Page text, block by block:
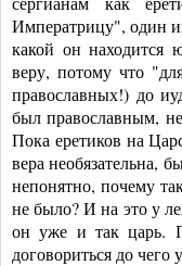
Императрицу", один
какой он находится
веру, потому что
православных!) до
был православным,
Пока еретиков на
вера необязательна,
непонятно, почему
не было? И на это у
он уже и так царь.
договориться до